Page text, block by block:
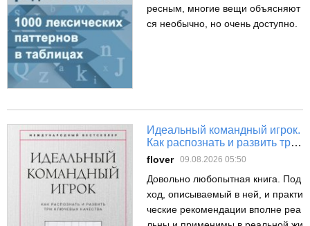
ресным, многие вещи объясняют
ся необычно, но очень доступно.
Идеальный командный игрок.
Как распознать и развить три
ключевых качества
flover 09.08.2026 05:50
Довольно любопытная книга. Под
ход, описываемый в ней, и практи
ческие рекомендации вполне реа